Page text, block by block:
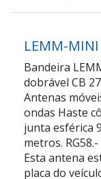
LEMM-
Bandeira
dobrável CB
Antenas
ondas Haste
junta esférica
metros. RG58.-
Esta antena
placa do